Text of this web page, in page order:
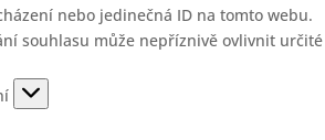
nebo jedinečná ID na tomto webu.
souhlasu může nepříznivě ovlivnit určité